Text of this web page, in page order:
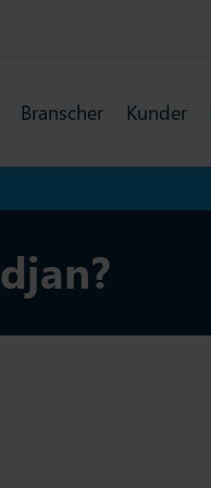
Branscher Kunder